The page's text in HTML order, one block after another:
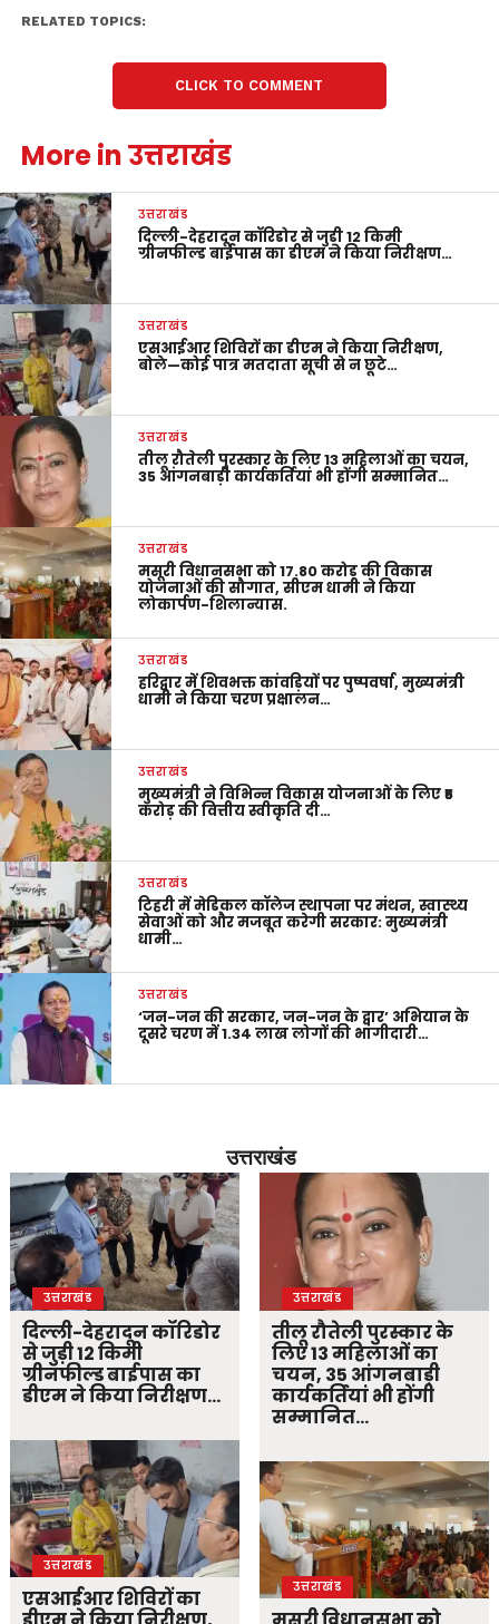
RELATED TOPICS:
CLICK TO COMMENT
More in उत्तराखंड
उत्तराखंड
दिल्ली-देहरादून कॉरिडोर से जुड़ी 12 किमी
ग्रीनफील्ड बाईपास का डीएम ने किया निरीक्षण…
उत्तराखंड
एसआईआर शिविरों का डीएम ने किया निरीक्षण,
बोले—कोई पात्र मतदाता सूची से न छूटे…
उत्तराखंड
तीलू रौतेली पुरस्कार के लिए 13 महिलाओं का चयन,
35 आंगनबाड़ी कार्यकर्तियां भी होंगी सम्मानित…
उत्तराखंड
मसूरी विधानसभा को 17.80 करोड़ की विकास
योजनाओं की सौगात, सीएम धामी ने किया
लोकार्पण-शिलान्यास.
उत्तराखंड
हरिद्वार में शिवभक्त कांवड़ियों पर पुष्पवर्षा, मुख्यमंत्री
धामी ने किया चरण प्रक्षालन…
उत्तराखंड
मुख्यमंत्री ने विभिन्न विकास योजनाओं के लिए ₹5
करोड़ की वित्तीय स्वीकृति दी…
उत्तराखंड
टिहरी में मेडिकल कॉलेज स्थापना पर मंथन, स्वास्थ्य
सेवाओं को और मजबूत करेगी सरकार: मुख्यमंत्री
धामी…
उत्तराखंड
‘जन-जन की सरकार, जन-जन के द्वार’ अभियान के
दूसरे चरण में 1.34 लाख लोगों की भागीदारी…
उत्तराखंड
उत्तराखंड
दिल्ली-देहरादून कॉरिडोर
से जुड़ी 12 किमी
ग्रीनफील्ड बाईपास का
डीएम ने किया निरीक्षण…
उत्तराखंड
एसआईआर शिविरों का
उत्तराखंड
तीलू रौतेली पुरस्कार के
लिए 13 महिलाओं का
चयन, 35 आंगनबाड़ी
कार्यकर्तियां भी होंगी
सम्मानित…
उत्तराखंड